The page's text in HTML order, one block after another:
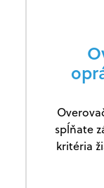
spĺňate
kritéria